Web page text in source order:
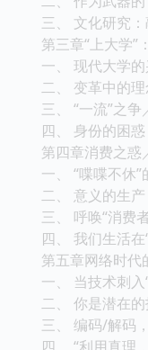
三、 文化研究
第三章“上大学”
一、 现代大学
二、 变革中的理
三、 “一流”之争
四、 身份的困
第四章消费之惑
一、 “喋喋不休
二、 意义的生
三、 呼唤“消费
四、 我们生活
第五章网络时代
一、 当技术刺入
二、 你是潜在
三、 编码/解码